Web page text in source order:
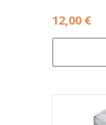
12,00 €